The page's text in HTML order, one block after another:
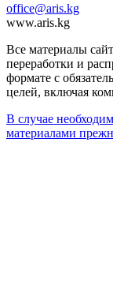
office@aris.kg
www.aris.kg
Все материалы
переработки и
формате с
целей, включая
В случае
материалами